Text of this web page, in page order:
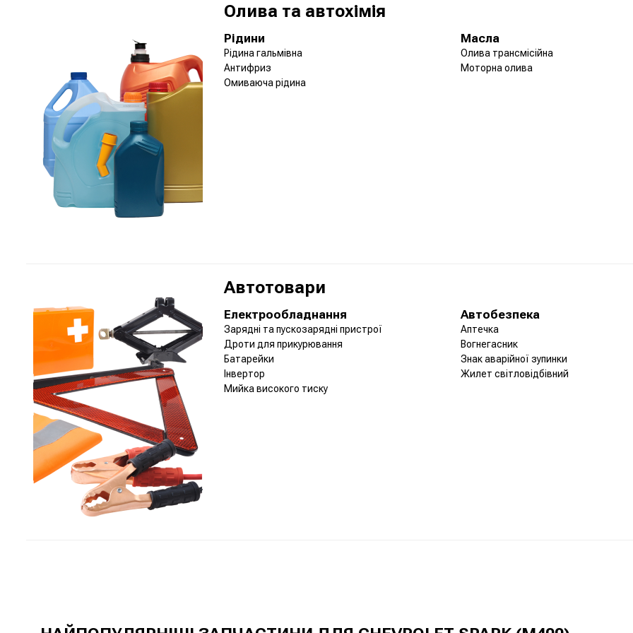
Олива та автохімія
Рідини
Рідина гальмівна
Антифриз
Омиваюча рідина
Масла
Олива трансмісійна
Моторна олива
Автотовари
Електрообладнання
Зарядні та пускозарядні пристрої
Дроти для прикурювання
Батарейки
Інвертор
Мийка високого тиску
Автобезпека
Аптечка
Вогнегасник
Знак аварійної зупинки
Жилет світловідбівний